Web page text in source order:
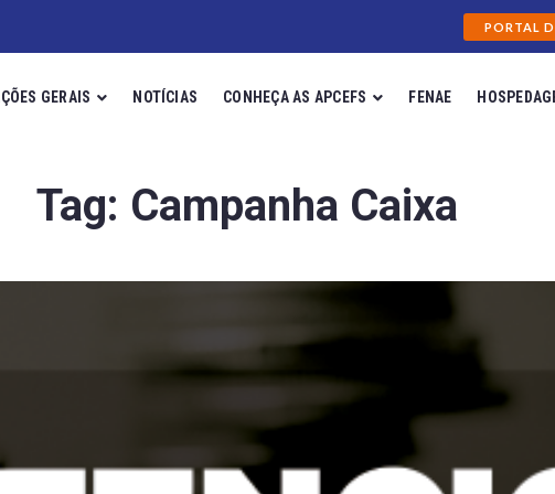
PORTAL
GERAIS NOTÍCIAS CONHEÇA AS APCEFS FENAE
Tag: Campanha Caixa